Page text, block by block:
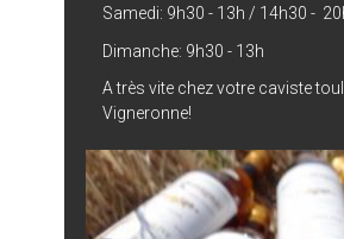
Samedi: 9h30 - 13h / 14h30 -
Dimanche: 9h30 - 13h
A très vite chez votre caviste
Vigneronne!